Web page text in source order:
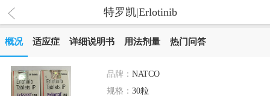
特罗凯|Erlotinib
概况 适应症 详细说明书 用法剂量 热门问答
品牌： NATCO
规格： 30粒